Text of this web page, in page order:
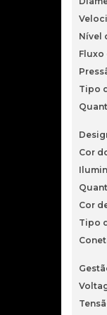
Nível
Fluxo
Tipo
Cor
Cor
Tipo